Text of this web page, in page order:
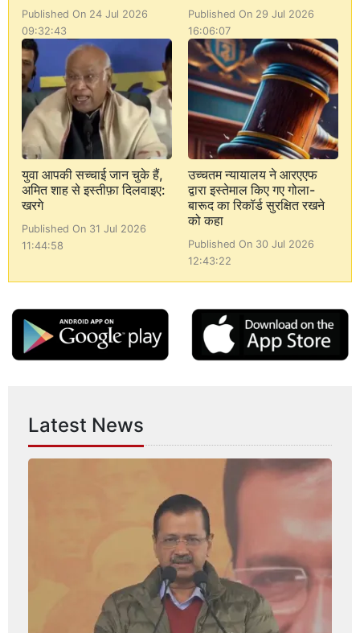
Published On 24 Jul 2026
09:32:43
Published On 29 Jul 2026
16:06:07
युवा आपकी सच्चाई जान चुके हैं,
अमित शाह से इस्तीफ़ा दिलवाइए:
खरगे
Published On 31 Jul 2026
11:44:58
उच्चतम न्यायालय ने आरएएफ
द्वारा इस्तेमाल किए गए गोला-
बारूद का रिकॉर्ड सुरक्षित रखने
को कहा
Published On 30 Jul 2026
12:43:22
Latest News